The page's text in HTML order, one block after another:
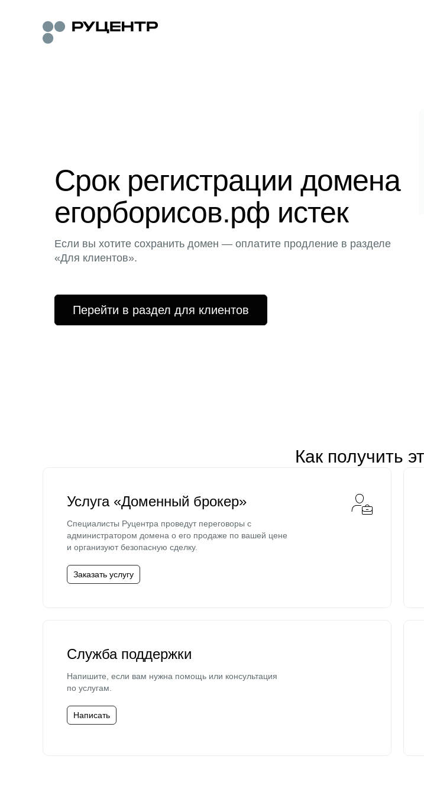
Срок регистрации домена
егорборисов.рф истек
Если вы хотите сохранить домен — оплатите продление в разделе
«Для клиентов».
Перейти в раздел для клиентов
Как получить
Услуга «Доменный брокер»
Специалисты Руцентра проведут переговоры с
администратором домена о его продаже по вашей цене
и организуют безопасную сделку.
Заказать услугу
Служба поддержки
Напишите, если вам нужна помощь или консультация
по услугам.
Написать